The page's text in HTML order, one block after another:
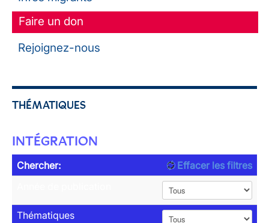
Faire un don
Rejoignez-nous
THÉMATIQUES
INTÉGRATION
Chercher:
Effacer les filtres
Thématiques